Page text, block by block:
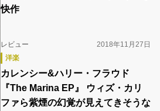
快作
レビュー
2018年11月27日
洋楽
カレンシー&ハリー・フラウド
『The Marina EP』 ウィズ・カリ
ファら紫煙の幻覚が見えてきそうな